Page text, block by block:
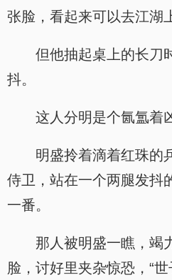
张脸，看起来可以去江湖
但他抽起桌上的长刀
抖。
这人分明是个氤氲着
明盛拎着滴着红珠的
侍卫，站在一个两腿发抖
一番。
那人被明盛一瞧，竭
脸，讨好里夹杂惊恐，“